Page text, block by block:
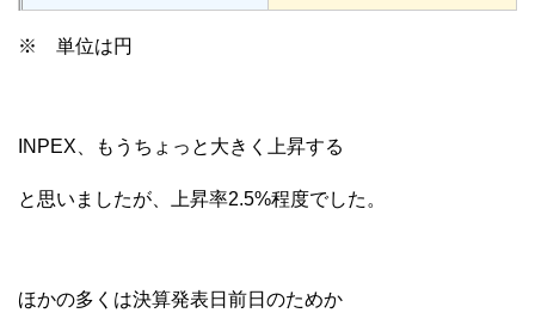
※ 単位は円
INPEX、もうちょっと大きく上昇する
と思いましたが、上昇率2.5%程度でした。
ほかの多くは決算発表日前日のためか